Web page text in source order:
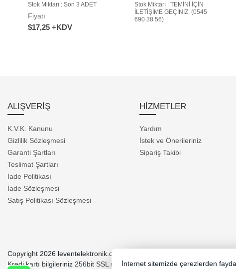
Stok Miktarı : Son 3 ADET
Fiyatı
$17,25 +KDV
Stok Miktarı : TEMİNİ İÇİN
İLETİŞİME GEÇİNİZ. (0545
690 38 56)
ALIŞVERİŞ
K.V.K. Kanunu
Gizlilik Sözleşmesi
Garanti Şartları
Teslimat Şartları
İade Politikası
İade Sözleşmesi
Satış Politikası Sözleşmesi
HİZMETLER
Yardım
İstek ve Önerileriniz
Sipariş Takibi
Copyright 2026 leventelektronik.com - Tüm hakları saklıdır.
Kredi kartı bilgileriniz 256bit SSL sertifikası ile korunmaktadır.
İnternet sitemizde çerezlerden